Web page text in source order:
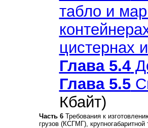
табло и
цистернах
Глава 5.4
Глава 5.5
Кбайт)
Часть 6Требования к
грузов (КСГМГ), крупногабаритной